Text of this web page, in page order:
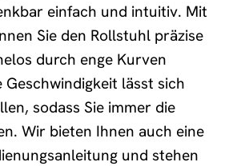
einfach und intuitiv. Mit
Sie den Rollstuhl präzise
durch enge Kurven
Geschwindigkeit lässt sich
sodass Sie immer die
Wir bieten Ihnen auch eine
und stehen